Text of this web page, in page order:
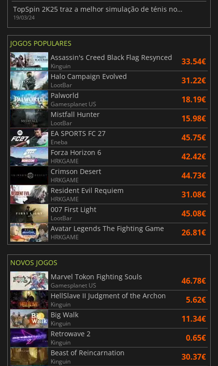
TopSpin 2K25 traz a melhor simulação de ténis no próximo mês
19/03/24
JOGOS POPULARES
Assassin's Creed Black Flag Resynced
Kinguin 33.54€
Halo Campaign Evolved
LootBar 31.22€
Palworld
Gamesplanet US 18.19€
Mistfall Hunter
LootBar 15.98€
EA SPORTS FC 27
Eneba 45.75€
Forza Horizon 6
HRKGAME 42.42€
Crimson Desert
HRKGAME 44.73€
Resident Evil Requiem
HRKGAME 31.08€
007 First Light
LootBar 45.08€
Avatar Legends The Fighting Game
HRKGAME 26.81€
NOVOS JOGOS
Marvel Tokon Fighting Souls
Gamesplanet US 46.78€
HellSlave II Judgment of the Archon
Kinguin 5.62€
Big Walk
Kinguin 11.34€
Retrowave 2
Kinguin 0.65€
Beast of Reincarnation
Kinguin 30.37€